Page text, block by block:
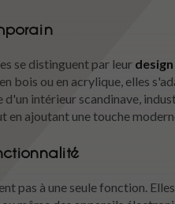
se distinguent par leur
bois ou en acrylique, elles
d'un intérieur scandinave,
en ajoutant une touche
pas à une seule fonction.